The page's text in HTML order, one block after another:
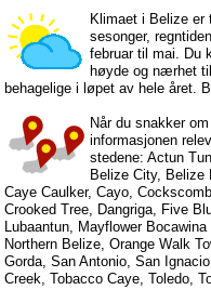
Klimaet i Belize er
sesonger,
februar til mai. Du
høyde og nærhet
behagelige i løpet av hele året.
Når du snakker
informasjonen
stedene: Actun
Belize City, Belize
Caye Caulker, Cayo,
Crooked Tree, Dangriga, Five
Lubaantun, Mayflower
Northern Belize, Orange Walk
Gorda, San Antonio, San
Creek, Tobacco Caye, Toledo,